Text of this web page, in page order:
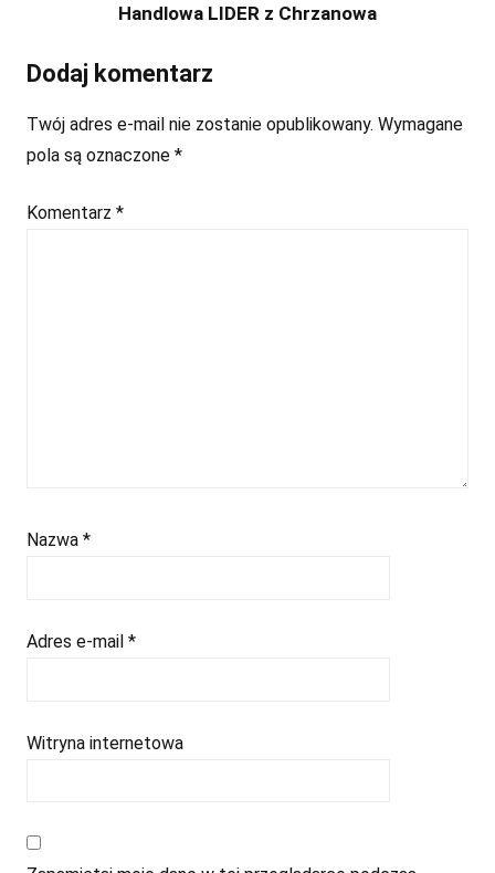
Handlowa LIDER z Chrzanowa
Dodaj komentarz
Twój adres e-mail nie zostanie opublikowany. Wymagane
pola są oznaczone *
Komentarz *
Nazwa *
Adres e-mail *
Witryna internetowa